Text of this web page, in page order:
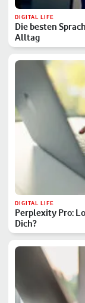
DIGITAL LIFE
Die besten
Alltag
DIGITAL LIFE
Perplexity Pro:
Dich?